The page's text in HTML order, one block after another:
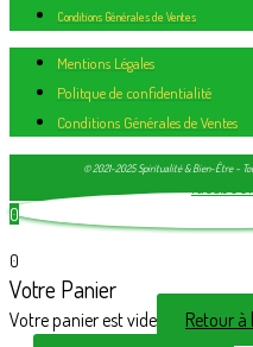
Conditions Générales de Ventes
Mentions Légales
Politque de confidentialité
Conditions Générales de Ventes
© 2021-2025 Spiritualité & Bien-Être –
0
0
Votre Panier
Votre panier est vide Retour